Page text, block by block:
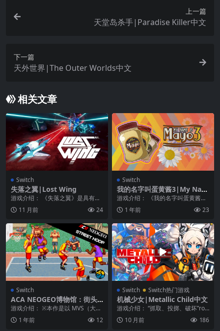
上一篇
天堂岛杀手|Paradise Killer中文
下一篇
天外世界|The Outer Worlds中文
相关文章
Switch
失落之翼|Lost Wing
游戏介绍： 《失落之翼》是具有流
畅的现代视觉效果的一款经典的射
击游戏。闯入充满挑...
11 月前 24
Switch
我的名字叫蛋黄酱3|My Nam
e is Mayo 3
游戏介绍： 《我的名字叫蛋黄酱
3》华丽而感性，是《蛋黄酱》的高
潮，也是三部曲的结...
1 年前 23
Switch
ACA NEOGEO博物馆：街头
篮球|ACA Neo Geo: Street
Hoop
游戏介绍： ※本作是以 MVS（大型
电玩用 NEOGEO）版游戏本篇为基
础进行开...
1 年前 12
Switch Switch热门游戏
机械少女|Metallic Child中文
游戏介绍： “抓取、投掷、破坏”rog
ue-lite・动作核心游戏!! 宇宙船生...
10 月前 186